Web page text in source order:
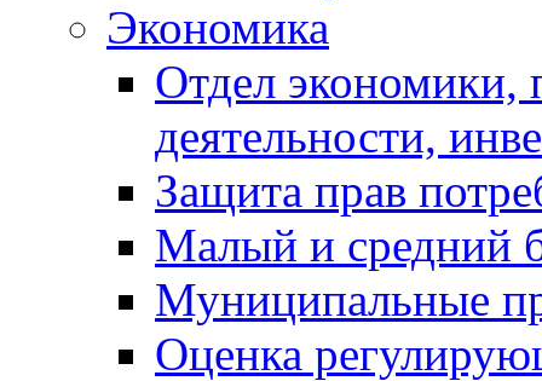
Экономика
Отдел экономики,
деятельности,
Защита прав
Малый и средний
Муниципальные
Оценка